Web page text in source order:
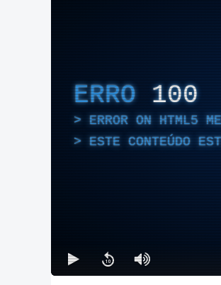
ERRO 100
ERROR ON HTML5
ESTE CONTEÚDO